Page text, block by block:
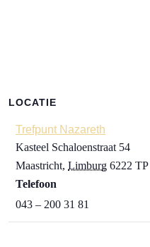
LOCATIE
Trefpunt Nazareth
Kasteel Schaloenstraat 54
Maastricht, Limburg 6222 TP
Telefoon
043 – 200 31 81